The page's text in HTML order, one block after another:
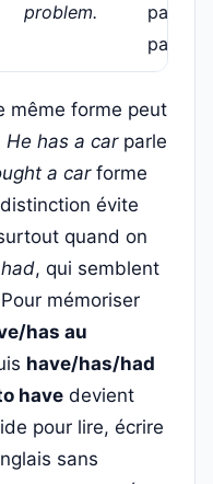
problem.
passé
même forme peut
He has a carparle
a carforme
évite
quand on
, qui semblent
mémoriser
has au
have/has/had
have devient
pour lire, écrire
sans